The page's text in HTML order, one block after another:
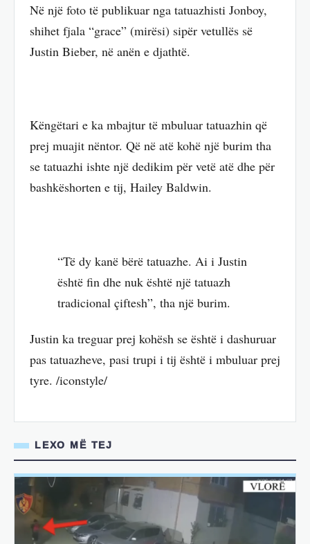
Në një foto të publikuar nga tatuazhisti Jonboy,
shihet fjala “grace” (mirësi) sipër vetullës së
Justin Bieber, në anën e djathtë.
Këngëtari e ka mbajtur të mbuluar tatuazhin që
prej muajit nëntor. Që në atë kohë një burim tha
se tatuazhi ishte një dedikim për vetë atë dhe për
bashkëshorten e tij, Hailey Baldwin.
“Të dy kanë bërë tatuazhe. Ai i Justin
është fin dhe nuk është një tatuazh
tradicional çiftesh”, tha një burim.
Justin ka treguar prej kohësh se është i dashuruar
pas tatuazheve, pasi trupi i tij është i mbuluar prej
tyre. /iconstyle/
LEXO MË TEJ